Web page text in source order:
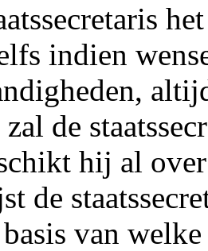
indien
de
hij al
de
van